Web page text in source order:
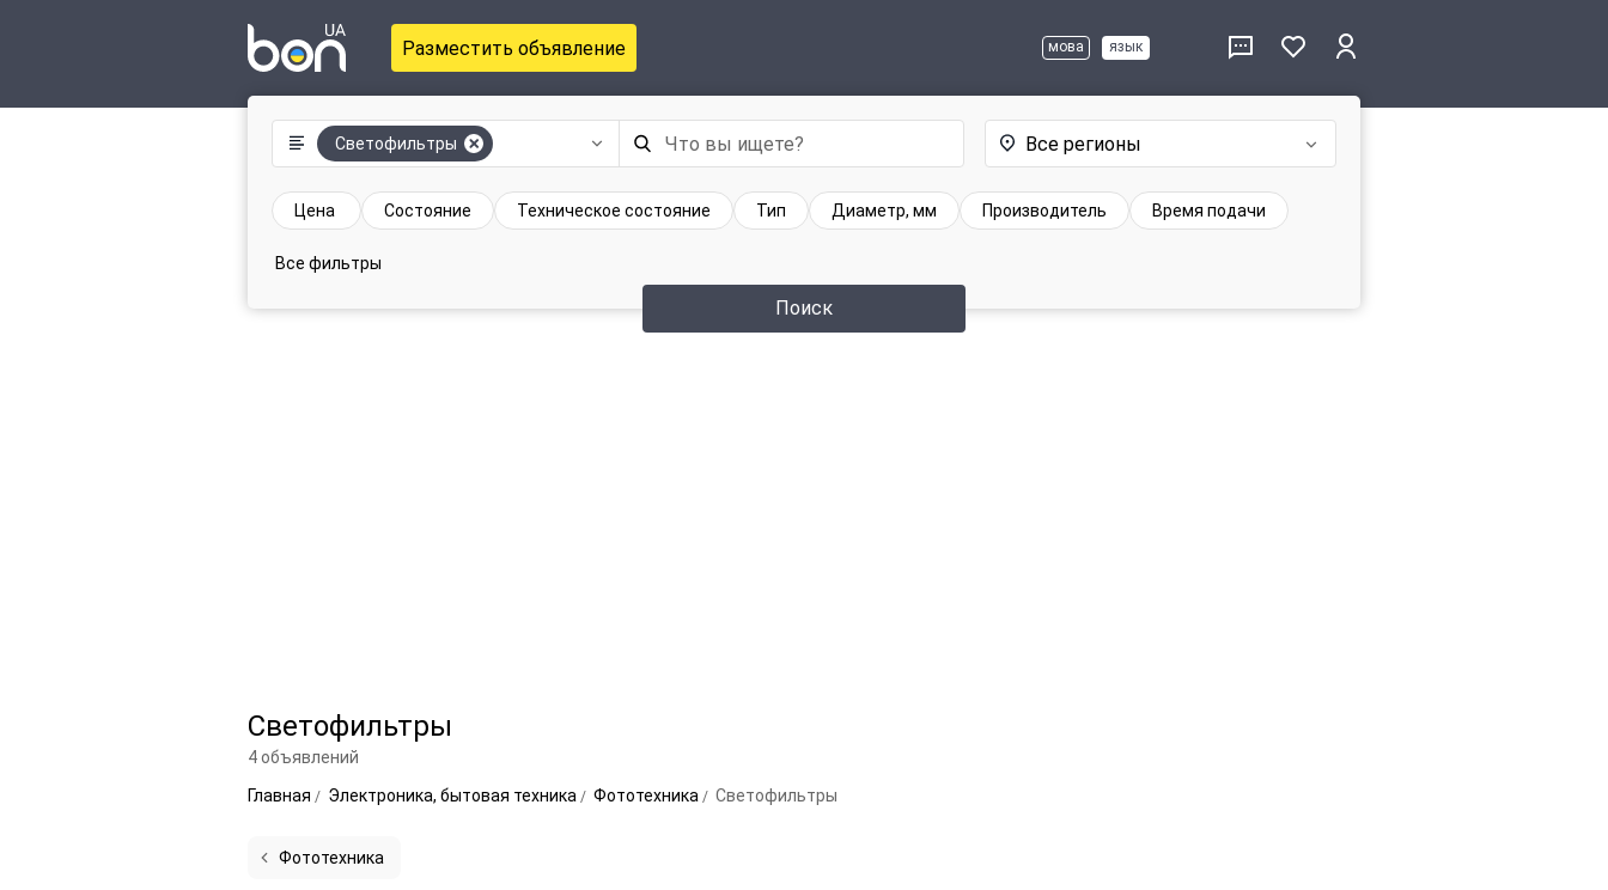
Разместить объявление мова язык
Светофильтры Все регионы
Поиск
Цена Состояние Техническое состояние Тип Диаметр, мм Производитель Время подачи
Все фильтры
Светофильтры
4 объявлений
Главная
Электроника, бытовая техника Фототехника Светофильтры
Фототехника